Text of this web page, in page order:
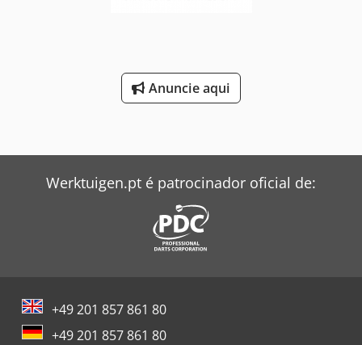
Anuncie aqui
Werktuigen.pt é patrocinador oficial de:
+49 201 857 861 80
+49 201 857 861 80